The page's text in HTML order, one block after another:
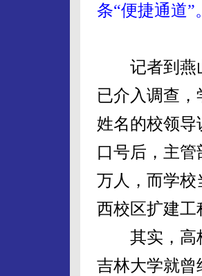
条“便捷通道”。
记者到燕山
已介入调查
姓名的校领导
口号后，主
万人，而学校
西校区扩建工
其实，高校
吉林大学就曾